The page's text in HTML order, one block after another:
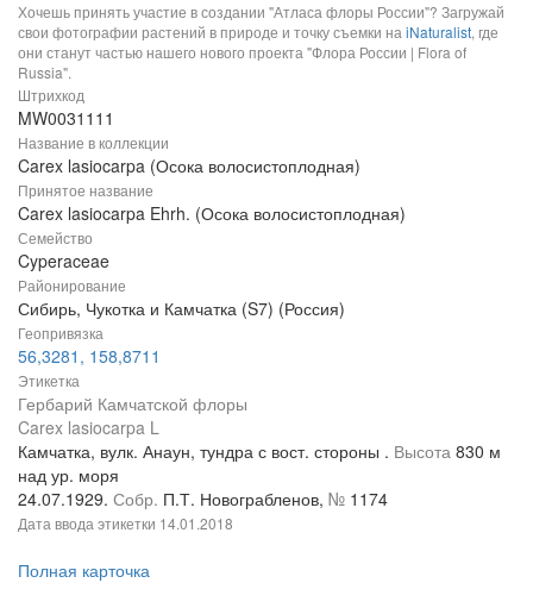
Хочешь принять участие в создании "Атласа флоры России"? Загружай
свои фотографии растений в природе и точку съемки наiNaturalist, где
они станут частью нашего нового проекта "Флора России | Flora of
Russia".
Штрихкод
MW0031111
Название в коллекции
Carex lasiocarpa (Осока волосистоплодная)
Принятое название
Carex lasiocarpa Ehrh. (Осока волосистоплодная)
Семейство
Cyperaceae
Районирование
Сибирь, Чукотка и Камчатка (S7) (Россия)
Геопривязка
56,3281, 158,8711
Этикетка
Гербарий Камчатской флоры
Carex lasiocarpa L
Камчатка, вулк. Анаун, тундра с вост. стороны . Высота 830 м
над ур. моря
24.07.1929. Собр. П.Т. Новограбленов, № 1174
Дата ввода этикетки 14.01.2018
Полная карточка